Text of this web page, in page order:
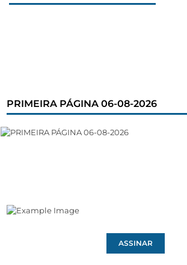
PRIMEIRA PÁGINA 06-08-2026
ASSINAR